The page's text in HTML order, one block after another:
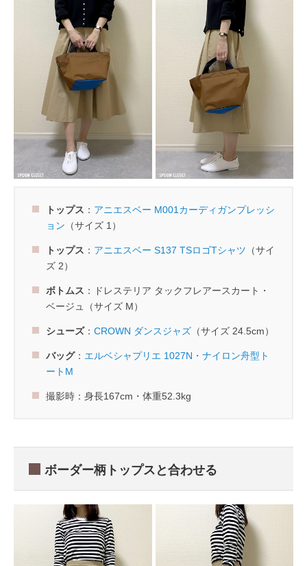
トップス ： アニエスベー M001カーディガンプレッシ
ョン （サイズ 1）
トップス ： アニエスベー S137 TSロゴTシャツ （サイ
ズ 2）
ボトムス ：ドレステリア タックフレアースカート・
ベージュ（サイズ M）
シューズ： CROWN ダンスジャズ （サイズ 24.5cm）
バッグ： エルベシャプリエ 1027N・ナイロン舟型ト
ートM
撮影時：身長167cm・体重52.3kg
ボーダー柄トップスと合わせる